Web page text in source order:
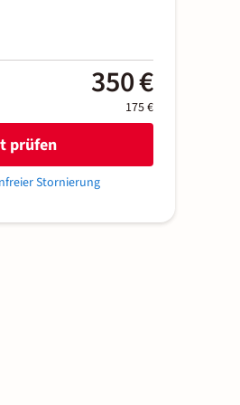
350 €
175 €
prüfen
Stornierung